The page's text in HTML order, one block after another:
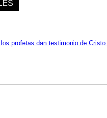
profetas dan testimonio de Cristo